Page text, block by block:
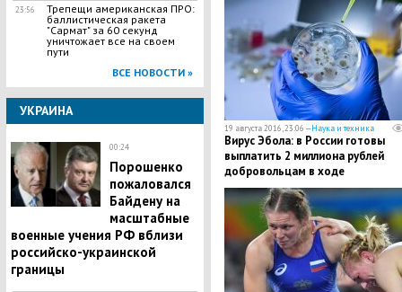
23:56
Трепещи американская ПРО:
баллистическая ракета
"Сармат" за 60 секунд
уничтожает все на своем
пути
ВСЕ НОВОСТИ »
УКРАИНА
00:24
Порошенко
пожаловался
Байдену на
масштабные
военные учения РФ вблизи
российско-украинской
границы
19 августа 2016, 23:06 —Наука и техника
Вирус Эбола: в России готовы
выплатить 2 миллиона рублей
добровольцам в ходе
тестирования вакцины от
заболевания